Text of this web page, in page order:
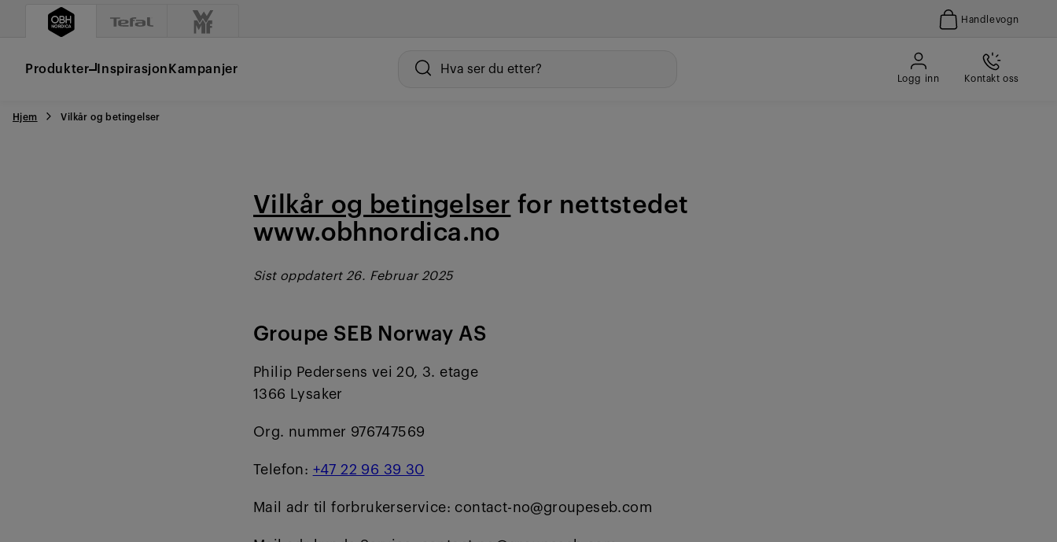
Handlevogn
Logg inn Kontakt oss
Produkter Inspirasjon Kampanjer
Hjem Vilkår og betingelser
Vilkår og betingelser for nettstedet
www.obhnordica.no
Sist oppdatert 26. Februar 2025
Groupe SEB Norway AS
Philip Pedersens vei 20, 3. etage
1366 Lysaker
Org. nummer ​976747569
Telefon: +47 22 96 39 30
Mail adr til forbrukerservice: contact-no@groupeseb.com